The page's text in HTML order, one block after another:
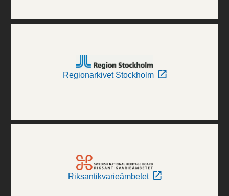
Regionarkivet Stockholm
Riksantikvarieämbetet